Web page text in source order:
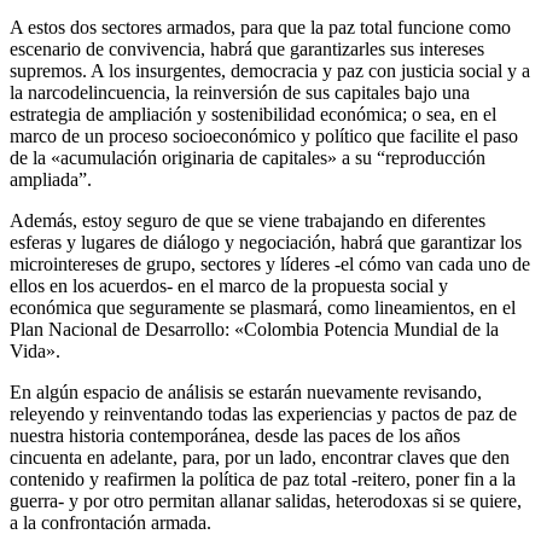
A estos dos sectores armados, para que la paz total funcione como
escenario de convivencia, habrá que garantizarles sus intereses
supremos. A los insurgentes, democracia y paz con justicia social y a
la narcodelincuencia, la reinversión de sus capitales bajo una
estrategia de ampliación y sostenibilidad económica; o sea, en el
marco de un proceso socioeconómico y político que facilite el paso
de la «acumulación originaria de capitales» a su “reproducción
ampliada”.
Además, estoy seguro de que se viene trabajando en diferentes
esferas y lugares de diálogo y negociación, habrá que garantizar los
microintereses de grupo, sectores y líderes -el cómo van cada uno de
ellos en los acuerdos- en el marco de la propuesta social y
económica que seguramente se plasmará, como lineamientos, en el
Plan Nacional de Desarrollo: «Colombia Potencia Mundial de la
Vida».
En algún espacio de análisis se estarán nuevamente revisando,
releyendo y reinventando todas las experiencias y pactos de paz de
nuestra historia contemporánea, desde las paces de los años
cincuenta en adelante, para, por un lado, encontrar claves que den
contenido y reafirmen la política de paz total -reitero, poner fin a la
guerra- y por otro permitan allanar salidas, heterodoxas si se quiere,
a la confrontación armada.